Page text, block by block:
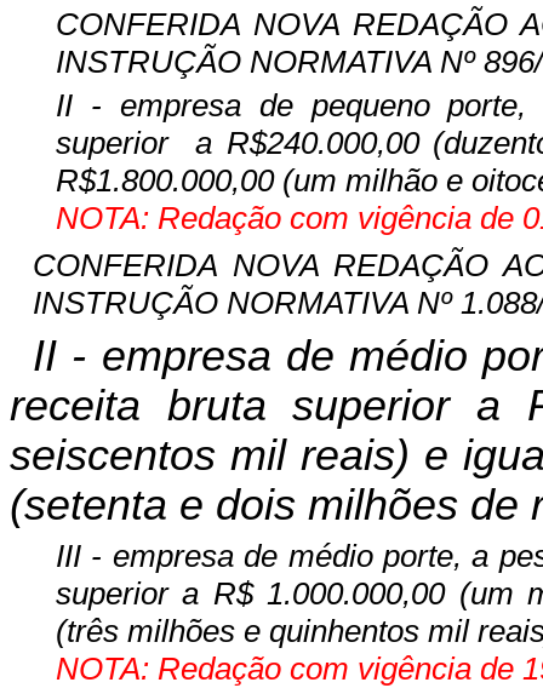
CONFERIDA NOVA REDAÇÃO
INSTRUÇÃO NORMATIVA Nº
II - empresa de pequeno
superior
a R$240.000,00
R$1.800.000,00 (um milhão e
NOTA: Redação com vigência de
CONFERIDA NOVA REDAÇÃO
INSTRUÇÃO NORMATIVA Nº
II - empresa de médio
receita bruta superior a
seiscentos mil reais) e
(setenta e dois milhões de
III - empresa de médio porte, a
superior a R$ 1.000.000,00 (um
(três milhões e quinhentos mil
NOTA: Redação com vigência de